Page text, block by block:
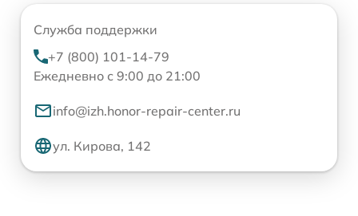
Служба поддержки
+7 (800) 101-14-79
Ежедневно с 9:00 до 21:00
info@izh.honor-repair-center.ru
ул. Кирова, 142